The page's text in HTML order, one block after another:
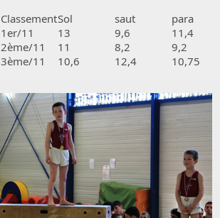
ClassementSol saut
para
1er/11 13 9,6
11,4
2ème/11 11 8,2
9,2
3ème/11 10,6 12,4 10,75